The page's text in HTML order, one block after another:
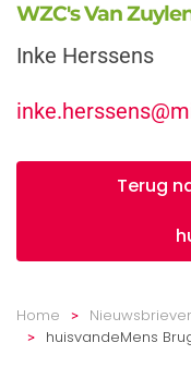
WZC's Van
Inke Herssens
Terug
Home
huisvandeMens